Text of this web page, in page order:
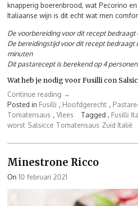
knapperig boerenbrood, wat Pecorino
Italiaanse wijn is dit echt wat men
De voorbereiding voor dit recept bedraagt
De bereidingstijd voor dit recept bedraagt
minuten
Dit pastarecept is berekend op 4 personen
Wat heb je nodig voor Fusilli con
Continue reading “Fusilli
con
Salsicce”
→
Posted in Fusilli , Hoofdgerecht ,
Tomatensaus , Vlees Tagged , Fusilli
worst Salsicce Tomatensaus Zuid Italië
Minestrone Ricco
On 10 februari 2021